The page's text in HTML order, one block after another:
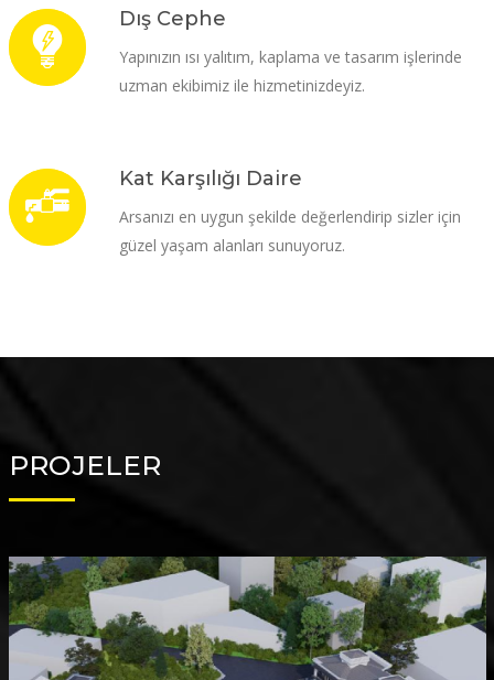
Dış Cephe
Yapınızın ısı yalıtım, kaplama ve tasarım işlerinde
uzman ekibimiz ile hizmetinizdeyiz.
Kat Karşılığı Daire
Arsanızı en uygun şekilde değerlendirip sizler için
güzel yaşam alanları sunuyoruz.
PROJELER